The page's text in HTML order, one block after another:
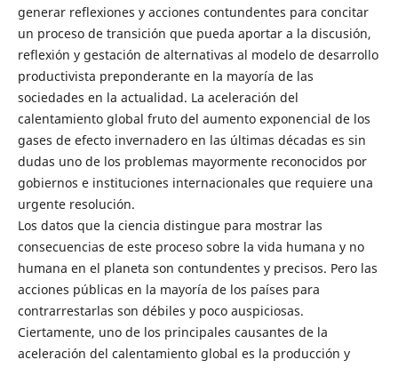
generar reflexiones y acciones contundentes para concitar
un proceso de transición que pueda aportar a la discusión,
reflexión y gestación de alternativas al modelo de desarrollo
productivista preponderante en la mayoría de las
sociedades en la actualidad. La aceleración del
calentamiento global fruto del aumento exponencial de los
gases de efecto invernadero en las últimas décadas es sin
dudas uno de los problemas mayormente reconocidos por
gobiernos e instituciones internacionales que requiere una
urgente resolución.
Los datos que la ciencia distingue para mostrar las
consecuencias de este proceso sobre la vida humana y no
humana en el planeta son contundentes y precisos. Pero las
acciones públicas en la mayoría de los países para
contrarrestarlas son débiles y poco auspiciosas.
Ciertamente, uno de los principales causantes de la
aceleración del calentamiento global es la producción y